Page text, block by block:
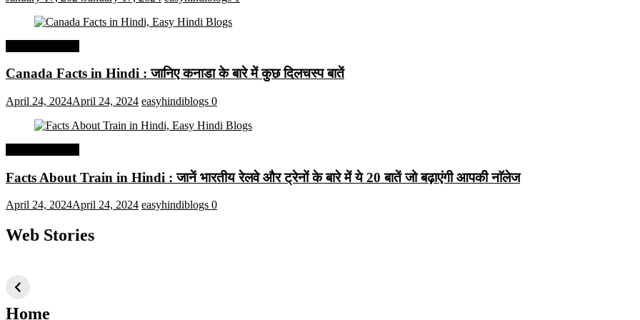
Canada Facts in Hindi : जानिए कनाडा के बारे में कुछ दिलचस्प बातें
April 24, 2024April 24, 2024 easyhindiblogs 0
Facts About Train in Hindi : जानें भारतीय रेलवे और ट्रेनों के बारे में ये 20 बातें जो बढ़ाएंगी आपकी नाॅलेज
April 24, 2024April 24, 2024 easyhindiblogs 0
Web Stories
तकनीक जो आपको
2024 के लिए सीखनी
Home